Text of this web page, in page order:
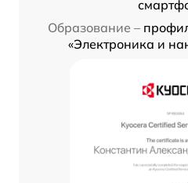
Образование –
«Электроника и